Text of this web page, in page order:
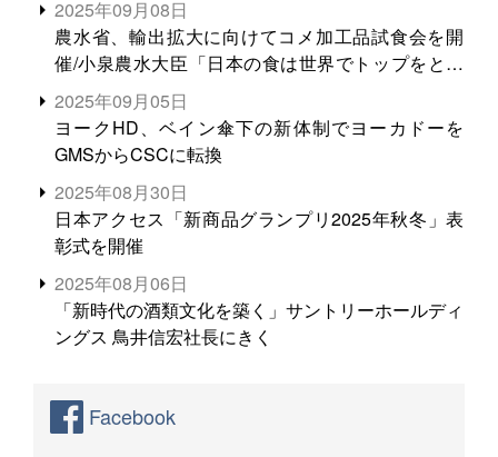
2025年09月08日
農水省、輸出拡大に向けてコメ加工品試食会を開
催/小泉農水大臣「日本の食は世界でトップをとれ
る。米増産に向けて、米輸出需要の拡大を」
2025年09月05日
ヨークHD、ベイン傘下の新体制でヨーカドーを
GMSからCSCに転換
2025年08月30日
日本アクセス「新商品グランプリ2025年秋冬」表
彰式を開催
2025年08月06日
「新時代の酒類文化を築く」サントリーホールディ
ングス 鳥井信宏社長にきく
Facebook